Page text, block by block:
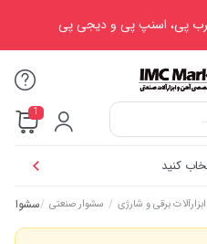
1
کنید
ابزارآلات برقی و شارژی / سشوار صنعتی /سشوار صنعتی ۲۰۰۰ وات تنظیم